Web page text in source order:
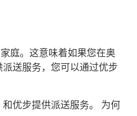
庭。这意味着如果您在奥
送服务，您可以通过优步
优步提供派送服务。 为何